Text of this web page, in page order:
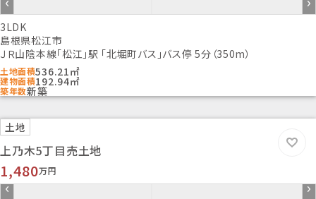
-
現況
建築中
借地期間/地代(月額)
--/-
権利金
敷金/保証金
-/-
維持費等
-
その他一時金
3LDK
島根県松江市
ＪＲ山陰本線「松江」駅 「北堀町バス」バス停 5分（350m）
土地面積536.21㎡
建物面積192.94㎡
築年数新築
土地
上乃木5丁目売土地
1,480万円